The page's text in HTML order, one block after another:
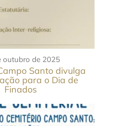
outubro de 2025
Santo divulga
para o Dia de
Finados